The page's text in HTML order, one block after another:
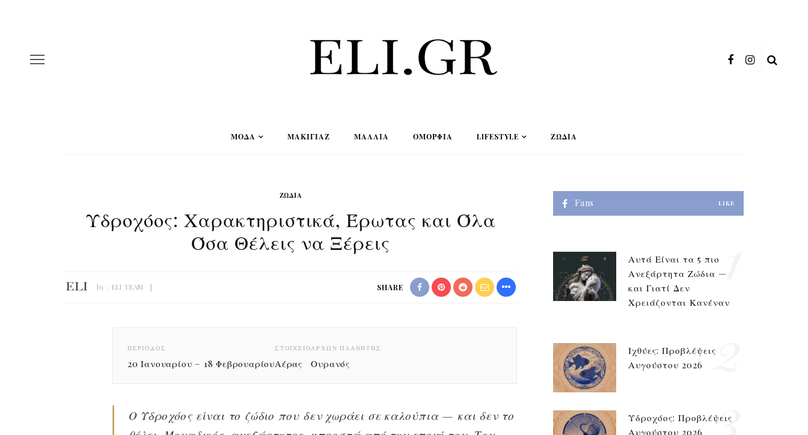
ΜΟΔΑ ΜΑΚΙΓΙΆΖ ΜΑΛΛΙΆ ΟΜΟΡΦΙΆ LIFESTYLE ΖΏΔΙΑ
ΖΏΔΙΑ
Υδροχόος: Χαρακτηριστικά, Έρωτας και Όλα
Όσα Θέλεις να Ξέρεις
by : ELI TEAM SHARE
ΠΕΡΊΟΔΟΣ
20 Ιανουαρίου – 18 Φεβρουαρίου
ΣΤΟΙΧΕΊΟ
Αέρας
ΆΡΧΩΝ ΠΛΑΝΉΤΗΣ
Ουρανός
Ο Υδροχόος είναι το ζώδιο που δεν χωράει σε καλούπια — και δεν το
Fans LIKE
Αυτά Είναι τα 5 πιο
Ανεξάρτητα Ζώδια —
και Γιατί Δεν
Χρειάζονται Κανέναν
1
Ιχθύες: Προβλέψεις
Αυγούστου 2026
2
Υδροχόος: Προβλέψεις
Αυγούστου 2026
3